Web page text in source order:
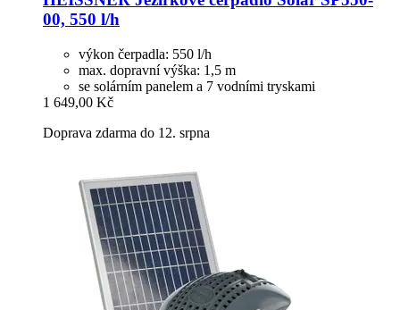
00, 550 l/h
výkon čerpadla: 550 l/h
max. dopravní výška: 1,5 m
se solárním panelem a 7 vodními tryskami
1 649,00 Kč
Doprava zdarma do 12. srpna